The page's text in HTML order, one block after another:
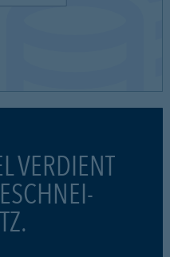
VERDIENT